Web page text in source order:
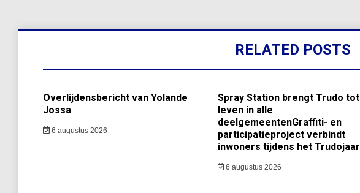
RELATED POSTS
Overlijdensbericht van Yolande
Jossa
6 augustus 2026
Spray Station brengt Trudo tot
leven in alle
deelgemeentenGraffiti- en
participatieproject verbindt
inwoners tijdens het Trudojaar
6 augustus 2026